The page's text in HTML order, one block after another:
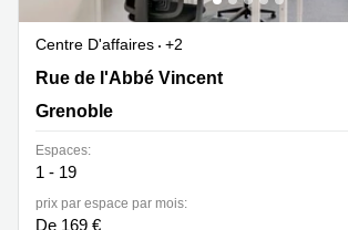
Centre D'affaires
+2
11 Rue de l'Abbé Vincent, Grenoble
Rue de l'Abbé Vincent
Grenoble
Espaces:
1 - 19
prix par espace par mois:
De 169 €